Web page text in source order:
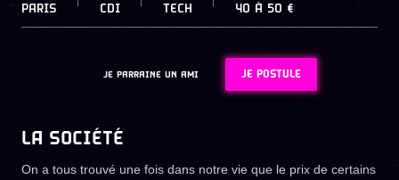
PARIS CDI TECH 40 À 50 €
JE PARRAINE UN AMI JE POSTULE
LA SOCIÉTÉ
On a tous trouvé une fois dans notre vie que le prix de certains